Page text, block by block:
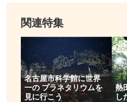
お問い合わせ／052-201-
名古屋市科学館 公式サイト
関連特集
名古屋市科学館に世界
一の プラネタリウムを
見に行こう
熱
し